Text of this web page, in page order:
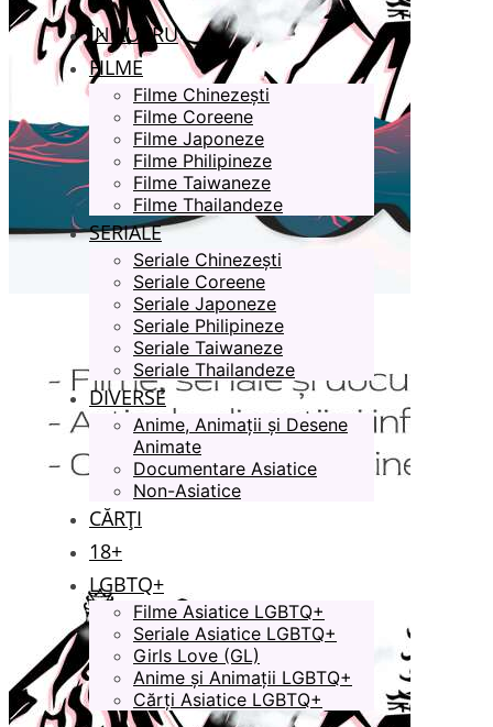
ÎN LUCRU
FILME
Filme Chinezești
Filme Coreene
Filme Japoneze
Filme Philipineze
Filme Taiwaneze
Filme Thailandeze
SERIALE
Seriale Chinezești
Seriale Coreene
Seriale Japoneze
Seriale Philipineze
Seriale Taiwaneze
Seriale Thailandeze
DIVERSE
Anime, Animații și Desene
Animate
Documentare Asiatice
Non-Asiatice
CĂRȚI
18+
LGBTQ+
Filme Asiatice LGBTQ+
Seriale Asiatice LGBTQ+
Girls Love (GL)
Anime și Animații LGBTQ+
Cărți Asiatice LGBTQ+